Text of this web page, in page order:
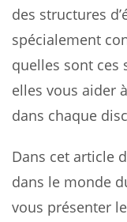
des structures
spécialement
quelles sont ces
elles vous aider
dans chaque
Dans cet article
dans le monde
vous présenter